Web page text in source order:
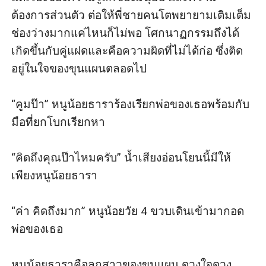
ต้องการส่วนตัว ต่อให้พี่ชายคนโตพยายามเติมเต็ม
ช่องว่างมากแค่ไหนก็ไม่พอ โศกนาฏกรรมถึงได้
เกิดขึ้นกับคู่แฝดและคือความผิดที่ไม่ได้ก่อ ซึ่งติด
อยู่ในใจของขุนแผนตลอดไป
“คูมป๊า” หนูน้อยธาราร้องเรียกพ่อของเธอพร้อมกับ
มือที่ยกโบกเรียกหา
“คิดถึงคุณป๊าไหมครับ” น้ำเสียงอ่อนโยนนี้มีให้
เพียงหนูน้อยธารา
“ค่า คิดถึงมาก” หนูน้อยวัย 4 ขวบเดินเข้ามากอด
พ่อของเธอ